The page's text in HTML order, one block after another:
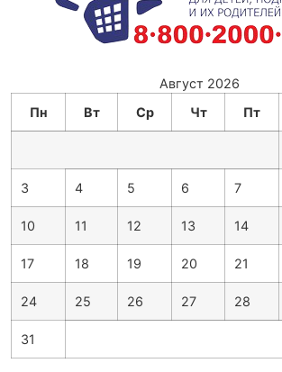
Август 2026
Пн
Вт Ср Чт Пт
3 4 5 6 7
10 11 12 13 14
17 18 19 20 21
24 25 26 27 28
31